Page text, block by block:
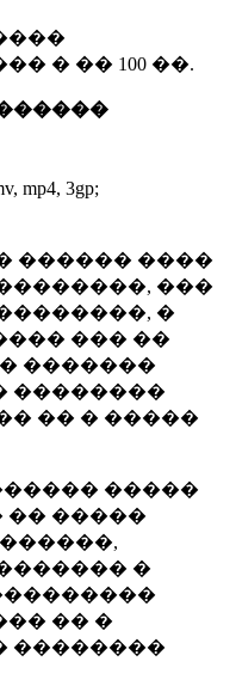
� �� 100 ��.
mp4, 3gp;
������ ����
���
�
��� ��
�������
��������
�� � �����
�����
�����
�
�� �
��������